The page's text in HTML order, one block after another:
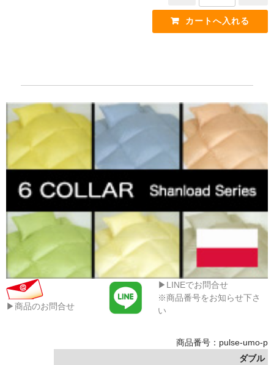
▶商品のお問合せ
▶LINEでお問合せ
※商品番号をお知らせ下さ
い
商品番号：pulse-umo-p
ダブル